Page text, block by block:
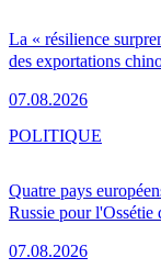
La « résilience
des exportations
07.08.2026
Quatre pays
Russie pour l'Ossétie
07.08.2026
POLITIQUE